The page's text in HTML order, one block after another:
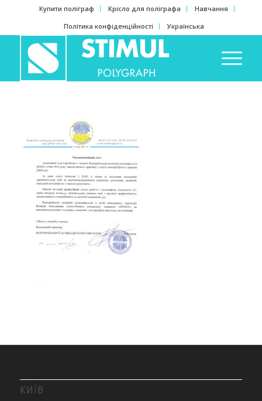
Купити поліграф Крісло для поліграфа
Навчання
Політика конфіденційності
Українська
КИЇВ